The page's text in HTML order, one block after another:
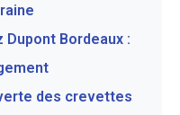
Bordeaux :
des crevettes